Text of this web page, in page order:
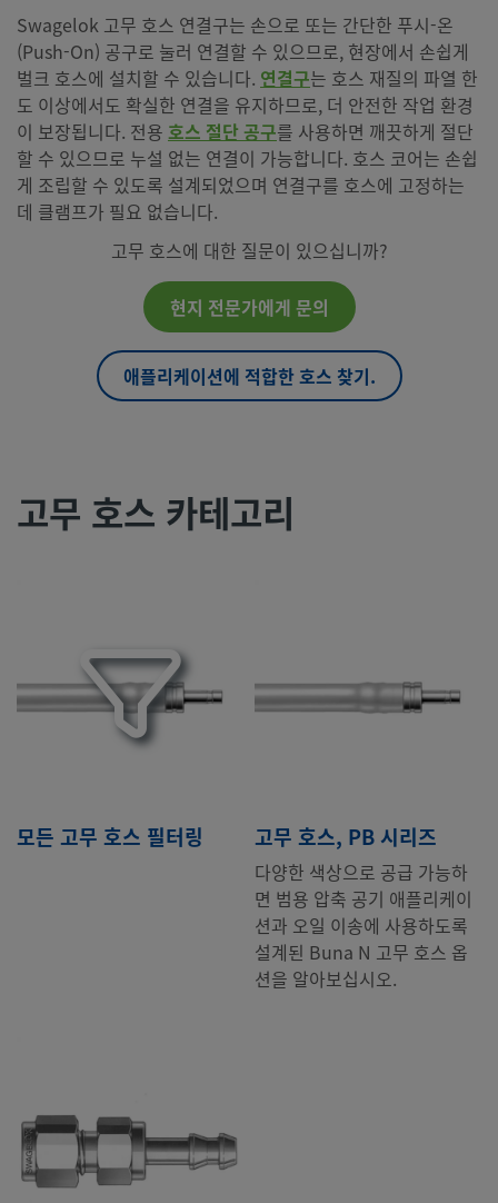
Swagelok 고무 호스 연결구는 손으로 또는 간단한 푸시-온
(Push-On) 공구로 눌러 연결할 수 있으므로, 현장에서 손쉽게
벌크 호스에 설치할 수 있습니다. 연결구는 호스 재질의 파열 한
도 이상에서도 확실한 연결을 유지하므로, 더 안전한 작업 환경
이 보장됩니다. 전용 호스 절단 공구를 사용하면 깨끗하게 절단
할 수 있으므로 누설 없는 연결이 가능합니다. 호스 코어는 손쉽
게 조립할 수 있도록 설계되었으며 연결구를 호스에 고정하는
데 클램프가 필요 없습니다.
고무 호스에 대한 질문이 있으십니까?
현지 전문가에게 문의
애플리케이션에 적합한 호스 찾기.
고무 호스 카테고리
모든 고무 호스 필터링 고무 호스, PB 시리즈
다양한 색상으로 공급 가능하
면 범용 압축 공기 애플리케이
션과 오일 이송에 사용하도록
설계된 Buna N 고무 호스 옵
션을 알아보십시오.